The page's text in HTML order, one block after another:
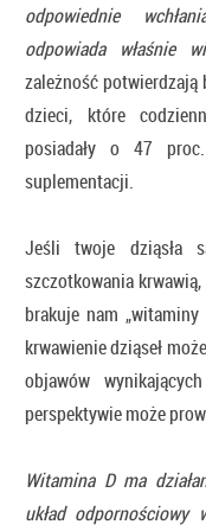
odpowiednie
odpowiada właśnie
zależność potwierdzają
dzieci, które
posiadały o 47
suplementacji.
Jeśli twoje dziąsła
szczotkowania
brakuje nam
krwawienie dziąseł
objawów
perspektywie może
Witamina D ma
układ